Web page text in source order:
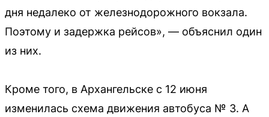
дня недалеко от железнодорожного вокзала.
Поэтому и задержка рейсов», — объяснил один
из них.
Кроме того, в Архангельске с 12 июня
изменилась схема движения автобуса № 3. А